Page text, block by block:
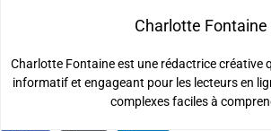
Charlotte Fontaine
Charlotte Fontaine est une rédactrice créative
informatif et engageant pour les lecteurs en
complexes faciles à